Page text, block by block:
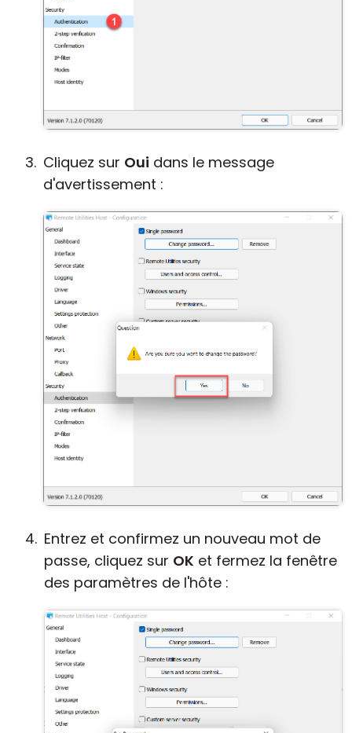
Cliquez sur Oui dans le message
d'avertissement :
Entrez et confirmez un nouveau mot de
passe, cliquez sur OK et fermez la fenêtre
des paramètres de l'hôte :